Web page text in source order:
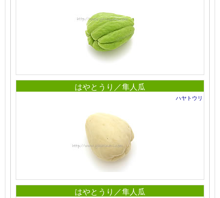
はやとうり／隼人瓜
ハヤトウリ
はやとうり／隼人瓜